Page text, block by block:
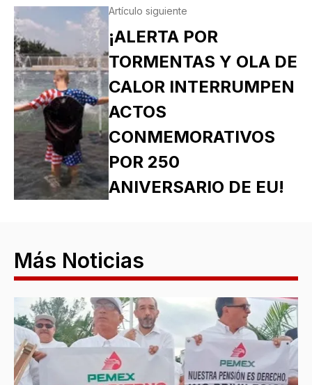
Artículo siguiente
¡ALERTA POR
TORMENTAS Y OLA DE
CALOR INTERRUMPEN
ACTOS
CONMEMORATIVOS
POR 250
ANIVERSARIO DE EU!
Más Noticias